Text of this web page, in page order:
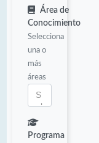
Área de
Conocimiento
Selecciona
una o
más
áreas
Programa